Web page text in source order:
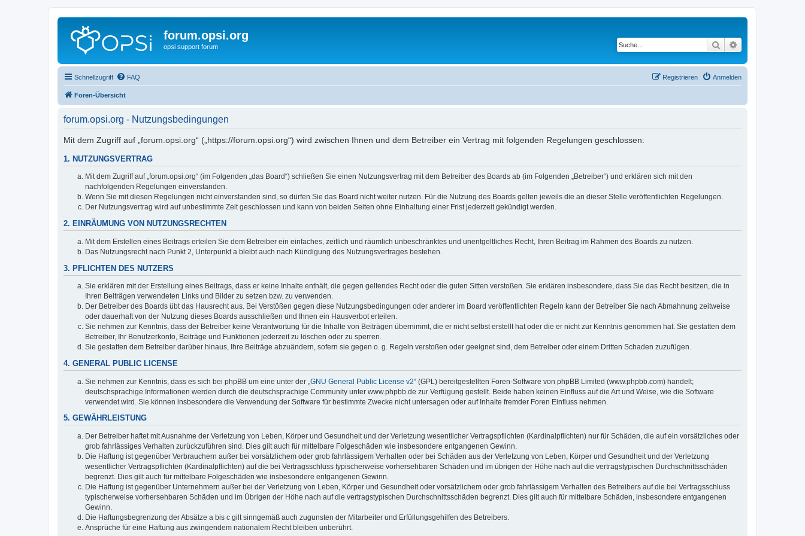
forum.opsi.org
opsi support forum Suche
Schnellzugriff FAQ Anmelden
Registrieren
Foren-Übersicht
forum.opsi.org - Nutzungsbedingungen
Mit dem Zugriff auf „forum.opsi.org“ („https://forum.opsi.org“) wird zwischen Ihnen und dem Betreiber ein Vertrag mit folgenden Regelungen geschlossen:
1. NUTZUNGSVERTRAG
Mit dem Zugriff auf „forum.opsi.org“ (im Folgenden „das Board“) schließen Sie einen Nutzungsvertrag mit dem Betreiber des Boards ab (im Folgenden „Betreiber“) und erklären sich mit den
nachfolgenden Regelungen einverstanden.
Wenn Sie mit diesen Regelungen nicht einverstanden sind, so dürfen Sie das Board nicht weiter nutzen. Für die Nutzung des Boards gelten jeweils die an dieser Stelle veröffentlichten Regelungen.
Der Nutzungsvertrag wird auf unbestimmte Zeit geschlossen und kann von beiden Seiten ohne Einhaltung einer Frist jederzeit gekündigt werden.
2. EINRÄUMUNG VON NUTZUNGSRECHTEN
Mit dem Erstellen eines Beitrags erteilen Sie dem Betreiber ein einfaches, zeitlich und räumlich unbeschränktes und unentgeltliches Recht, Ihren Beitrag im Rahmen des Boards zu nutzen.
Das Nutzungsrecht nach Punkt 2, Unterpunkt a bleibt auch nach Kündigung des Nutzungsvertrages bestehen.
3. PFLICHTEN DES NUTZERS
Sie erklären mit der Erstellung eines Beitrags, dass er keine Inhalte enthält, die gegen geltendes Recht oder die guten Sitten verstoßen. Sie erklären insbesondere, dass Sie das Recht besitzen, die in
Ihren Beiträgen verwendeten Links und Bilder zu setzen bzw. zu verwenden.
Der Betreiber des Boards übt das Hausrecht aus. Bei Verstößen gegen diese Nutzungsbedingungen oder anderer im Board veröffentlichten Regeln kann der Betreiber Sie nach Abmahnung zeitweise
oder dauerhaft von der Nutzung dieses Boards ausschließen und Ihnen ein Hausverbot erteilen.
Sie nehmen zur Kenntnis, dass der Betreiber keine Verantwortung für die Inhalte von Beiträgen übernimmt, die er nicht selbst erstellt hat oder die er nicht zur Kenntnis genommen hat. Sie gestatten dem
Betreiber, Ihr Benutzerkonto, Beiträge und Funktionen jederzeit zu löschen oder zu sperren.
Sie gestatten dem Betreiber darüber hinaus, Ihre Beiträge abzuändern, sofern sie gegen o. g. Regeln verstoßen oder geeignet sind, dem Betreiber oder einem Dritten Schaden zuzufügen.
4. GENERAL PUBLIC LICENSE
Sie nehmen zur Kenntnis, dass es sich bei phpBB um eine unter der „ GNU General Public License v2“ (GPL) bereitgestellten Foren-Software von phpBB Limited (www.phpbb.com) handelt;
deutschsprachige Informationen werden durch die deutschsprachige Community unter www.phpbb.de zur Verfügung gestellt. Beide haben keinen Einfluss auf die Art und Weise, wie die Software
verwendet wird. Sie können insbesondere die Verwendung der Software für bestimmte Zwecke nicht untersagen oder auf Inhalte fremder Foren Einfluss nehmen.
5. GEWÄHRLEISTUNG
Der Betreiber haftet mit Ausnahme der Verletzung von Leben, Körper und Gesundheit und der Verletzung wesentlicher Vertragspflichten (Kardinalpflichten) nur für Schäden, die auf ein vorsätzliches oder
grob fahrlässiges Verhalten zurückzuführen sind. Dies gilt auch für mittelbare Folgeschäden wie insbesondere entgangenen Gewinn.
Die Haftung ist gegenüber Verbrauchern außer bei vorsätzlichem oder grob fahrlässigem Verhalten oder bei Schäden aus der Verletzung von Leben, Körper und Gesundheit und der Verletzung
wesentlicher Vertragspflichten (Kardinalpflichten) auf die bei Vertragsschluss typischerweise vorhersehbaren Schäden und im übrigen der Höhe nach auf die vertragstypischen Durchschnittsschäden
begrenzt. Dies gilt auch für mittelbare Folgeschäden wie insbesondere entgangenen Gewinn.
Die Haftung ist gegenüber Unternehmern außer bei der Verletzung von Leben, Körper und Gesundheit oder vorsätzlichem oder grob fahrlässigem Verhalten des Betreibers auf die bei Vertragsschluss
typischerweise vorhersehbaren Schäden und im Übrigen der Höhe nach auf die vertragstypischen Durchschnittsschäden begrenzt. Dies gilt auch für mittelbare Schäden, insbesondere entgangenen
Gewinn.
Die Haftungsbegrenzung der Absätze a bis c gilt sinngemäß auch zugunsten der Mitarbeiter und Erfüllungsgehilfen des Betreibers.
Ansprüche für eine Haftung aus zwingendem nationalem Recht bleiben unberührt.